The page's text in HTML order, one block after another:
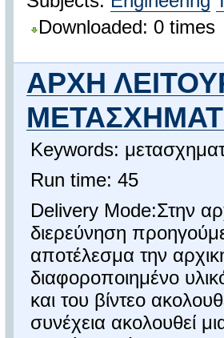
Downloaded: 0 times
ΑΡΧΗ
Keywords:
Run time: 45
Delivery Mode:Στην
διερεύνηση
αποτέλεσμα την
διαφοροποιημένο
και του βίντεο
συνέχεια ακολουθεί